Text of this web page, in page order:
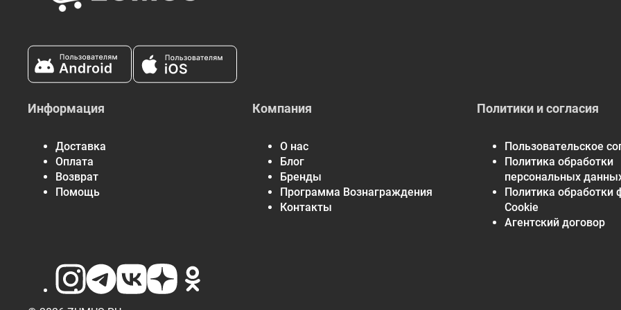
Информация
Доставка
Оплата
Возврат
Помощь
Компания
О нас
Блог
Бренды
Программа Вознаграждения
Контакты
Политики и согласия
Пользовательское
Политика обработки
персональных
Политика обработки
Cookie
Агентский договор